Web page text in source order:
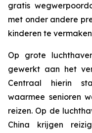
gratis
met onder andere
kinderen te
Op grote
gewerkt aan het
Centraal hierin
waarmee senioren
reizen. Op de
China krijgen